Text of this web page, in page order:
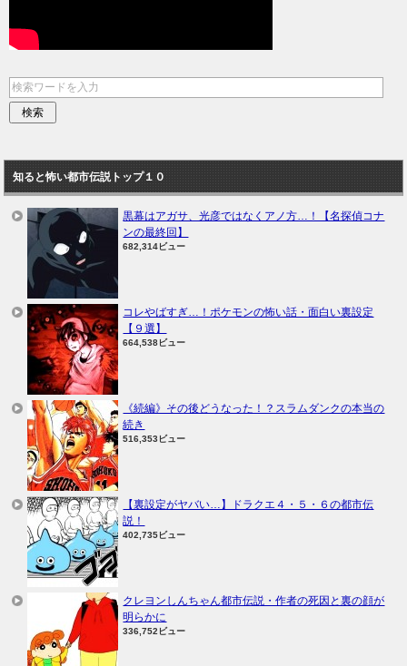
知ると怖い都市伝説トップ１０
黒幕はアガサ、光彦ではなくアノ方…！【名探偵コナ
ンの最終回】
682,314ビュー
コレやばすぎ…！ポケモンの怖い話・面白い裏設定
【９選】
664,538ビュー
《続編》その後どうなった！？スラムダンクの本当の
続き
516,353ビュー
【裏設定がヤバい…】ドラクエ４・５・６の都市伝
説！
402,735ビュー
クレヨンしんちゃん都市伝説・作者の死因と裏の顔が
明らかに
336,752ビュー